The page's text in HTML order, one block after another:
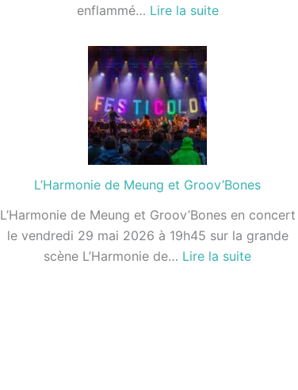
enflammé… Lire la suite:
L’Harmonie de Meung et Groov’Bones
L’Harmonie de Meung et Groov’Bones en concert
le vendredi 29 mai 2026 à 19h45 sur la grande
scène L’Harmonie de… Lire la suite: